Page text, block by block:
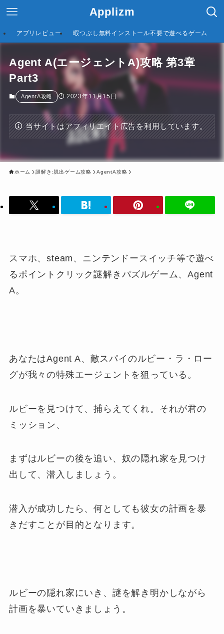
Applizm
アプリレビュー 暇つぶし無料インストール不要で遊べるゲーム
Agent A(エージェントA)攻略 第3章
Part3
AgentA攻略 2023年11月15日
当サイトはアフィリエイト広告を利用しています。
ホーム 謎解き:脱出ゲーム攻略 AgentA攻略
スマホ、steam、ニンテンドースイッチ等で遊べ
るポイントクリック謎解きパズルゲーム、Agent
A。
あなたはAgent A、敵スパイのルビー・ラ・ロー
グが我々の特殊エージェントを狙っている。
ルビーを見つけて、捕らえてくれ。それが君の
ミッション、
まずはルビーの後を追い、奴の隠れ家を見つけ
出して、潜入しましょう。
潜入が成功したら、何としても彼女の計画を暴
きだすことが目的となります。
ルビーの隠れ家にいき、謎を解き明かしながら
計画を暴いていきましょう。